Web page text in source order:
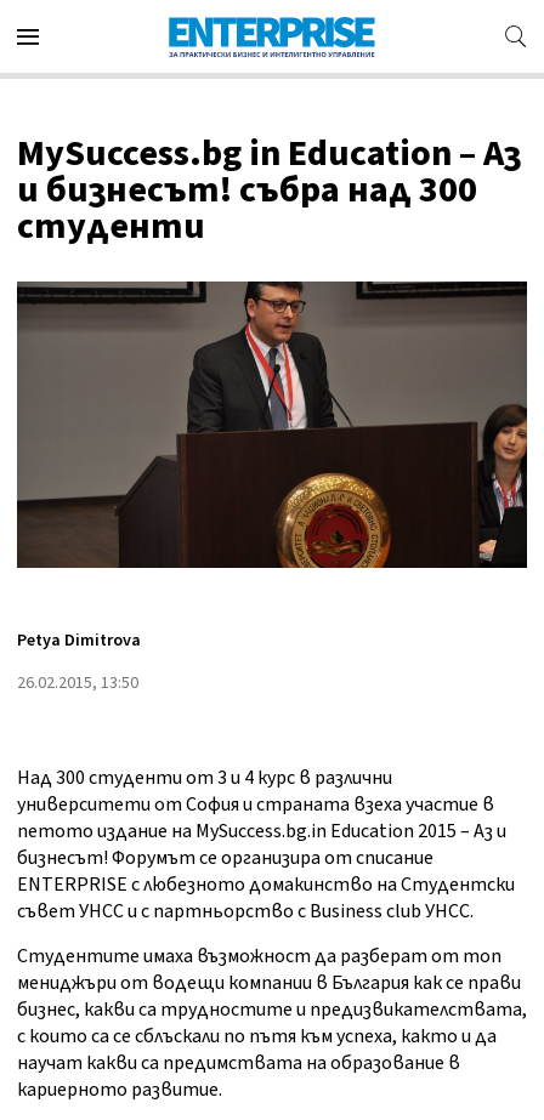
MySuccess.bg in Education – Аз
и бизнесът! събра над 300
студенти
Petya Dimitrova
26.02.2015, 13:50
Над 300 студенти от 3 и 4 курс в различни
университети от София и страната взеха участие в
петото издание на MySuccess.bg.in Education 2015 – Аз и
бизнесът! Форумът се организира от списание
ENTERPRISE с любезното домакинство на Студентски
съвет УНСС и с партньорство с Business club УНСС.
Студентите имаха възможност да разберат от топ
мениджъри от водещи компании в България как се прави
бизнес, какви са трудностите и предизвикателствата,
с които са се сблъскали по пътя към успеха, както и да
научат какви са предимствата на образование в
кариерното развитие.